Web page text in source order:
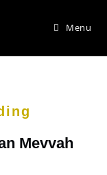
Menu
Mevvah